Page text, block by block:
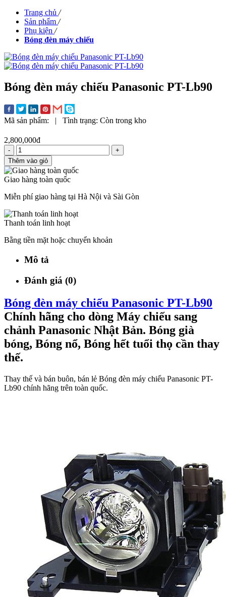
Trang chủ /
Sản phẩm /
Phụ kiện /
Bóng đèn máy chiếu
Bóng đèn máy chiếu Panasonic PT-Lb90
Mã sản phẩm: | Tình trạng: Còn trong kho
2,800,000đ
-
+
Thêm vào giỏ
Giao hàng toàn quốc
Miễn phí giao hàng tại Hà Nội và Sài Gòn
Thanh toán linh hoạt
Bằng tiền mặt hoặc chuyển khoản
Mô tả
Đánh giá (0)
Bóng đèn máy chiếu Panasonic PT-Lb90
Chính hãng cho dòng Máy chiếu sang
chảnh Panasonic Nhật Bản. Bóng già
bóng, Bóng nổ, Bóng hết tuổi thọ cần thay
thế.
Thay thế và bán buôn, bán lẻ Bóng đèn máy chiếu Panasonic PT-
Lb90 chính hãng trên toàn quốc.